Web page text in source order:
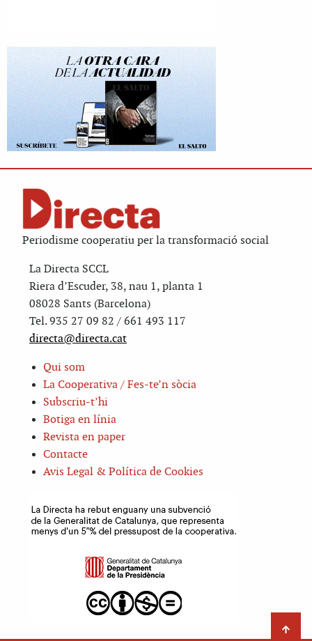
Periodisme cooperatiu per la transformació social
La Directa SCCL
Riera d’Escuder, 38, nau 1, planta 1
08028 Sants (Barcelona)
Tel. 935 27 09 82 / 661 493 117
directa@directa.cat
Qui som
La Cooperativa / Fes-te’n sòcia
Subscriu-t’hi
Botiga en línia
Revista en paper
Contacte
Avis Legal & Política de Cookies